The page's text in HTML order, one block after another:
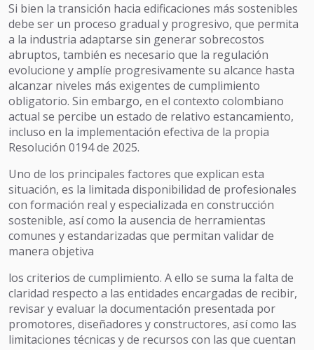
Si bien la transición hacia edificaciones más sostenibles
debe ser un proceso gradual y progresivo, que permita
a la industria adaptarse sin generar sobrecostos
abruptos, también es necesario que la regulación
evolucione y amplíe progresivamente su alcance hasta
alcanzar niveles más exigentes de cumplimiento
obligatorio. Sin embargo, en el contexto colombiano
actual se percibe un estado de relativo estancamiento,
incluso en la implementación efectiva de la propia
Resolución 0194 de 2025.
Uno de los principales factores que explican esta
situación, es la limitada disponibilidad de profesionales
con formación real y especializada en construcción
sostenible, así como la ausencia de herramientas
comunes y estandarizadas que permitan validar de
manera objetiva
los criterios de cumplimiento. A ello se suma la falta de
claridad respecto a las entidades encargadas de recibir,
revisar y evaluar la documentación presentada por
promotores, diseñadores y constructores, así como las
limitaciones técnicas y de recursos con las que cuentan